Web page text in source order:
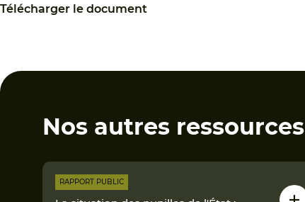
Télécharger le document
Nos autres ressources
RAPPORT PUBLIC